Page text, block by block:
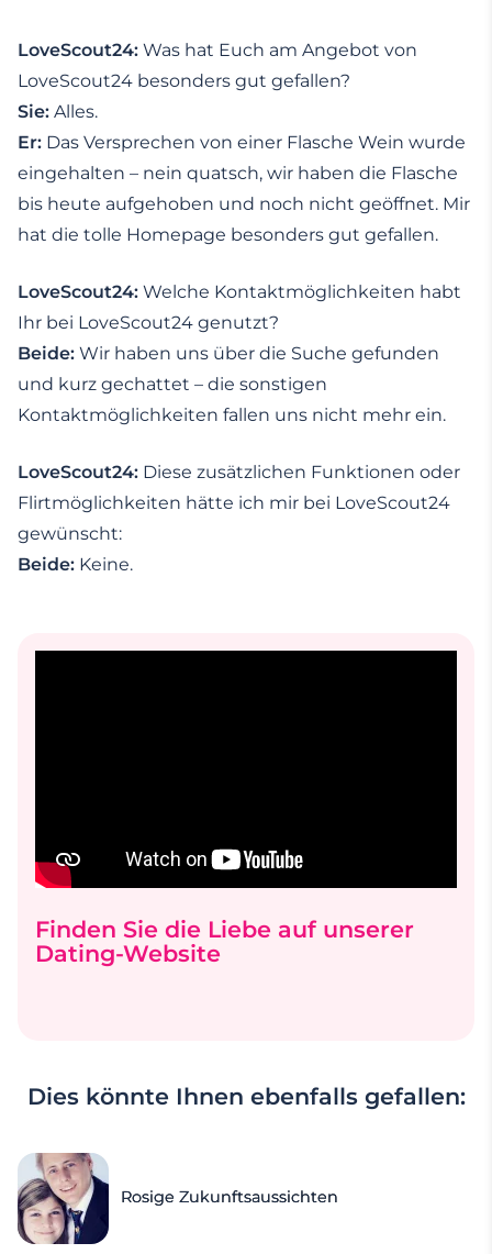
LoveScout24: Was hat Euch am Angebot von
LoveScout24 besonders gut gefallen?
Sie: Alles.
Er: Das Versprechen von einer Flasche Wein wurde
eingehalten – nein quatsch, wir haben die Flasche
bis heute aufgehoben und noch nicht geöffnet. Mir
hat die tolle Homepage besonders gut gefallen.
LoveScout24: Welche Kontaktmöglichkeiten habt
Ihr bei LoveScout24 genutzt?
Beide: Wir haben uns über die Suche gefunden
und kurz gechattet – die sonstigen
Kontaktmöglichkeiten fallen uns nicht mehr ein.
LoveScout24: Diese zusätzlichen Funktionen oder
Flirtmöglichkeiten hätte ich mir bei LoveScout24
gewünscht:
Beide: Keine.
Finden Sie die Liebe auf unserer
Dating-Website
Dies könnte Ihnen ebenfalls gefallen:
Rosige Zukunftsaussichten